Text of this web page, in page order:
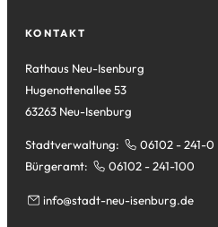
Tab)
neuen
KONTAKT
Rathaus Neu-Isenburg
Hugenottenallee 53
63263 Neu-Isenburg
Stadtverwaltung:
06102 - 241-0
Bürgeramt:
06102 - 241-100
info stadt-neu-isenburg de